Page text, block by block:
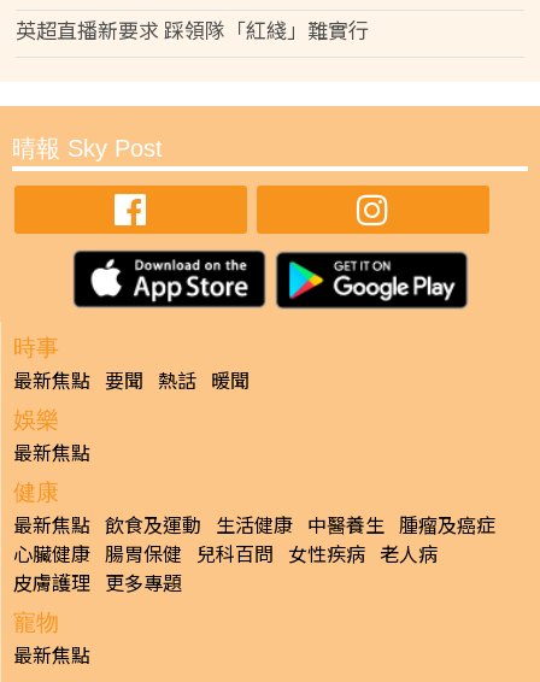
英超直播新要求 踩領隊「紅綫」難實行
晴報 Sky Post
時事
最新焦點 要聞 熱話 暖聞
娛樂
最新焦點
健康
最新焦點 飲食及運動 生活健康 中醫養生 腫瘤及癌症
心臟健康 腸胃保健 兒科百問 女性疾病 老人病
皮膚護理 更多專題
寵物
最新焦點